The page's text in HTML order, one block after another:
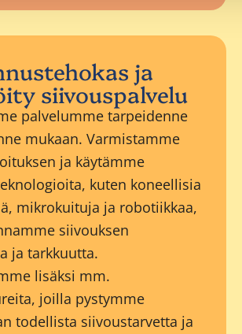
ja
siivouspalvelu
palvelumme tarpeidenne
mukaan. Varmistamme
ja käytämme
kuten koneellisia
mikrokuituja ja robotiikkaa,
siivouksen
ja tarkkuutta.
lisäksi mm.
joilla pystymme
todellista siivoustarvetta ja